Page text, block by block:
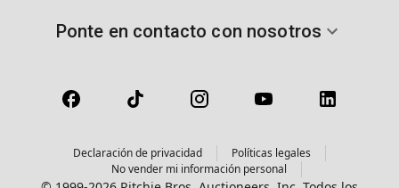
Ponte en contacto con nosotros
Declaración de privacidad
Políticas legales
No vender mi información personal